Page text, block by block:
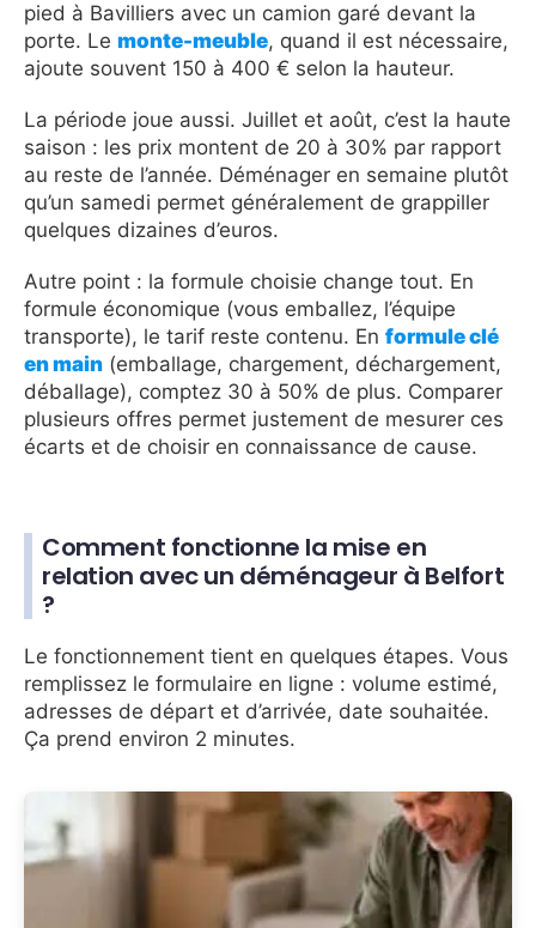
pied à Bavilliers avec un camion garé devant la
porte. Le monte-meuble, quand il est nécessaire,
ajoute souvent 150 à 400 € selon la hauteur.
La période joue aussi. Juillet et août, c’est la haute
saison : les prix montent de 20 à 30% par rapport
au reste de l’année. Déménager en semaine plutôt
qu’un samedi permet généralement de grappiller
quelques dizaines d’euros.
Autre point : la formule choisie change tout. En
formule économique (vous emballez, l’équipe
transporte), le tarif reste contenu. En formule clé
en main (emballage, chargement, déchargement,
déballage), comptez 30 à 50% de plus. Comparer
plusieurs offres permet justement de mesurer ces
écarts et de choisir en connaissance de cause.
Comment fonctionne la mise en
relation avec un déménageur à Belfort
?
Le fonctionnement tient en quelques étapes. Vous
remplissez le formulaire en ligne : volume estimé,
adresses de départ et d’arrivée, date souhaitée.
Ça prend environ 2 minutes.